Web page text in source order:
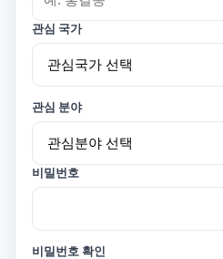
관심 국가
관심 분야
비밀번호
비밀번호 확인